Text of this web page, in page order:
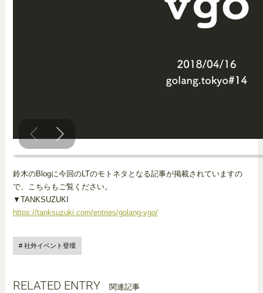
鈴木のBlogに今回のLTのモトネタとなる記事が掲載されていますの
で、こちらもご覧ください。
▼TANKSUZUKI
https://tanksuzuki.com/entries/golang-vgo/
社外イベント登壇
RELATED ENTRY 関連記事